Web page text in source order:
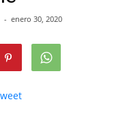
- enero 30, 2020